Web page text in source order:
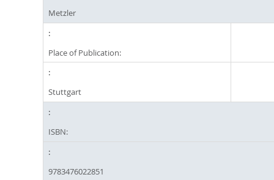
Metzler
Place of Publication:
Stuttgart
ISBN:
9783476022851